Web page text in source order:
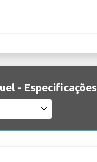
- Especificações